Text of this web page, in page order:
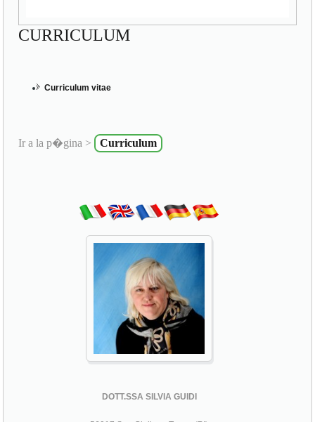
CURRICULUM
Curriculum vitae
Ir a la p�gina > Curriculum
DOTT.SSA SILVIA GUIDI